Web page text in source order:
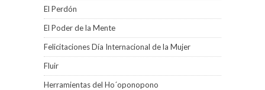
El Perdón
El Poder de la Mente
Felicitaciones Día Internacional de la Mujer
Fluir
Herramientas del Ho´oponopono